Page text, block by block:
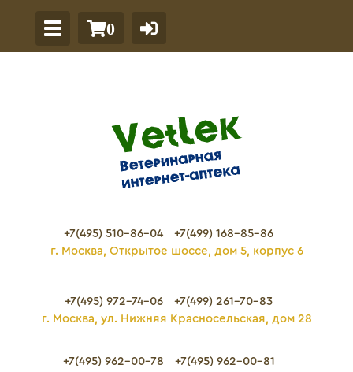
0
+7(495) 510-86-04
+7(499) 168-85-86
г. Москва, Открытое шоссе, дом 5, корпус 6
+7(495) 972-74-06
+7(499) 261-70-83
г. Москва, ул. Нижняя Красносельская, дом 28
+7(495) 962-00-78
+7(495) 962-00-81